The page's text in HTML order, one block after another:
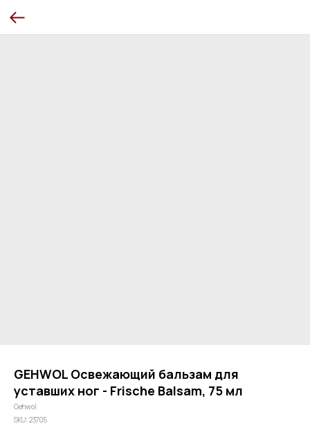
GEHWOL Освежающий бальзам для
уставших ног - Frische Balsam, 75 мл
Gehwol
SKU: 23705